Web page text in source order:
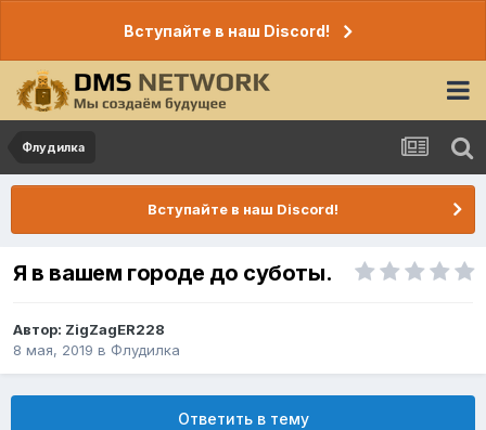
Вступайте в наш Discord!
Флудилка
Вступайте в наш Discord!
Я в вашем городе до суботы.
Автор: ZigZagER228
8 мая, 2019 в Флудилка
Ответить в тему